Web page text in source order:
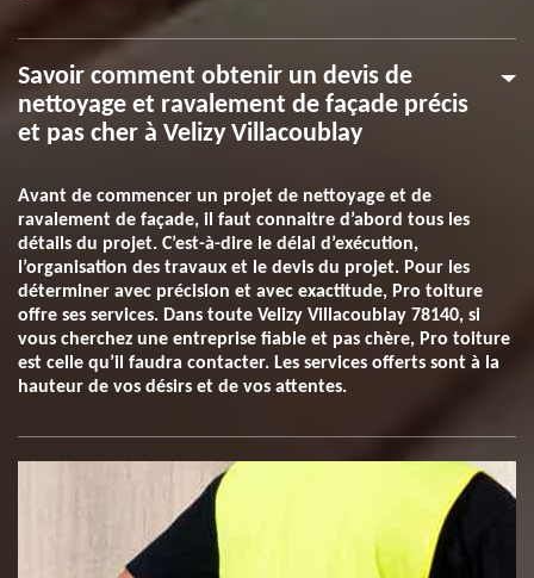
Savoir comment obtenir un devis de
nettoyage et ravalement de façade précis
et pas cher à Velizy Villacoublay
Avant de commencer un projet de nettoyage et de
ravalement de façade, il faut connaitre d’abord tous les
détails du projet. C’est-à-dire le délai d’exécution,
l’organisation des travaux et le devis du projet. Pour les
déterminer avec précision et avec exactitude, Pro toiture
offre ses services. Dans toute Velizy Villacoublay 78140, si
vous cherchez une entreprise fiable et pas chère, Pro toiture
est celle qu’il faudra contacter. Les services offerts sont à la
hauteur de vos désirs et de vos attentes.